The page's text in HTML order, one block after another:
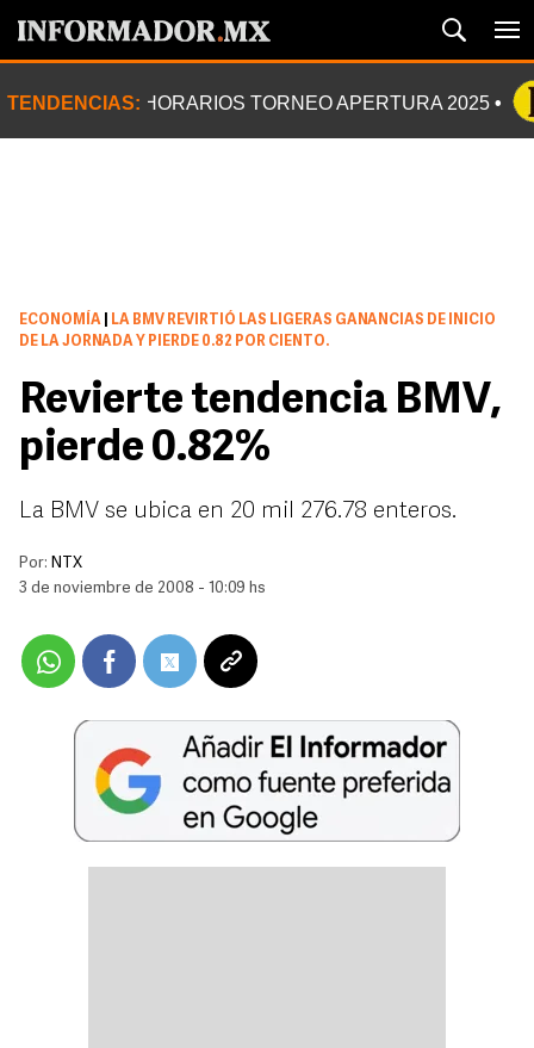
TENDENCIAS: HORARIOS TORNEO APERTURA 2025
ECONOMÍA
LA BMV REVIRTIÓ LAS LIGERAS GANANCIAS DE INICIO
DE LA JORNADA Y PIERDE 0.82 POR CIENTO.
Revierte tendencia BMV,
pierde 0.82%
La BMV se ubica en 20 mil 276.78 enteros.
Por: NTX
3 de noviembre de 2008 - 10:09 hs